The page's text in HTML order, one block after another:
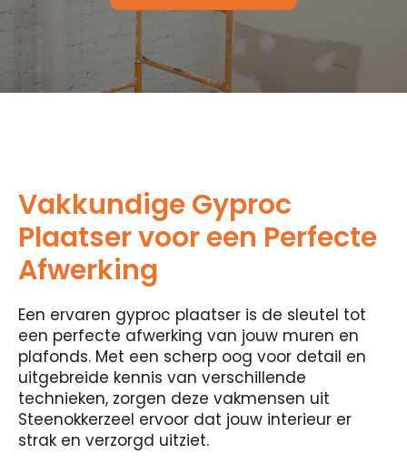
Vakkundige Gyproc
Plaatser voor een Perfecte
Afwerking
Een ervaren gyproc plaatser is de sleutel tot
een perfecte afwerking van jouw muren en
plafonds. Met een scherp oog voor detail en
uitgebreide kennis van verschillende
technieken, zorgen deze vakmensen uit
Steenokkerzeel ervoor dat jouw interieur er
strak en verzorgd uitziet.